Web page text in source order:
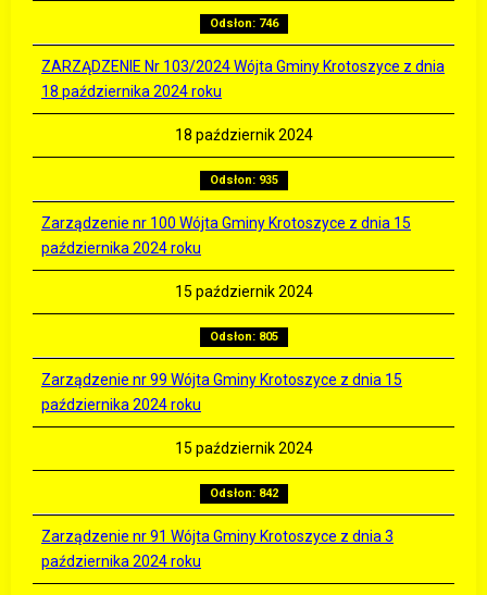
Odsłon: 746
ZARZĄDZENIE Nr 103/2024 Wójta Gminy Krotoszyce z dnia
18 października 2024 roku
18 październik 2024
Odsłon: 935
Zarządzenie nr 100 Wójta Gminy Krotoszyce z dnia 15
października 2024 roku
15 październik 2024
Odsłon: 805
Zarządzenie nr 99 Wójta Gminy Krotoszyce z dnia 15
października 2024 roku
15 październik 2024
Odsłon: 842
Zarządzenie nr 91 Wójta Gminy Krotoszyce z dnia 3
października 2024 roku